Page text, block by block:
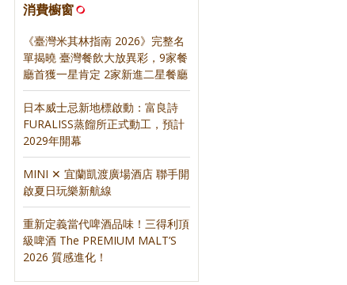
消費櫥窗
《臺灣米其林指南 2026》完整名
單揭曉 臺灣餐飲大放異彩，9家餐
廳首獲一星肯定 2家新進二星餐廳
日本威士忌新地標啟動：富良詩
FURALISS蒸餾所正式動工，預計
2029年開幕
MINI ✕ 宜蘭凱渡廣場酒店 聯手開
啟夏日玩樂新航線
重新定義當代啤酒品味！三得利頂
級啤酒 The PREMIUM MALT’S
2026 質感進化！